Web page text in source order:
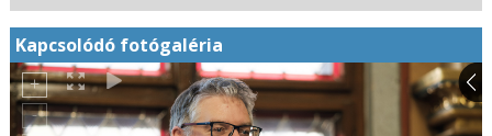
Kapcsolódó fotógaléria